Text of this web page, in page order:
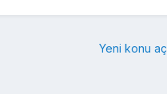
Yeni konu aç